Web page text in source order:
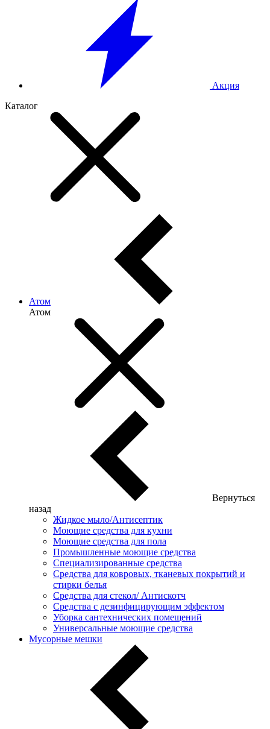
Акция
Каталог
Атом
Атом
Вернуться
назад
Жидкое мыло/Антисептик
Моющие средства для кухни
Моющие средства для пола
Промышленные моющие средства
Специализированные средства
Средства для ковровых, тканевых покрытий и
стирки белья
Средства для стекол/ Антискотч
Средства с дезинфицирующим эффектом
Уборка сантехнических помещений
Универсальные моющие средства
Мусорные мешки